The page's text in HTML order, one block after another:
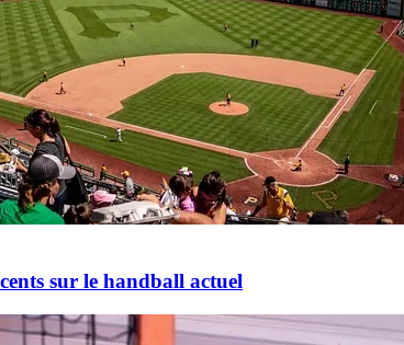
sur le handball actuel